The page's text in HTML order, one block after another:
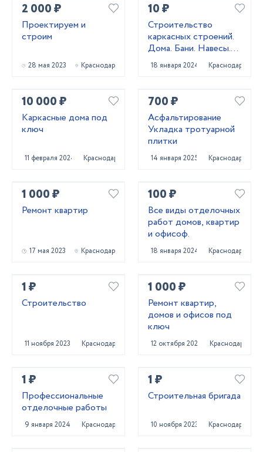
2 000 ₽
Проектируем и
строим
28 мая 2023 Краснодар
10 ₽
Строительство
каркасных строений.
Дома. Бани. Навесы.
Заборы
18 января 2024 Краснодар
10 000 ₽
Каркасные дома под
ключ
11 февраля 2024 Краснодар
700 ₽
Асфальтирование
Укладка тротуарной
плитки
14 января 2025 Краснодар
1 000 ₽
Ремонт квартир
17 мая 2023 Краснодар
100 ₽
Все виды отделочных
работ домов, квартир
и офисоф.
18 января 2024 Краснодар
1 ₽
Строительство
11 ноября 2023 Краснодар
1 000 ₽
Ремонт квартир,
домов и офисов под
ключ
12 октября 2023 Краснодар
1 ₽
Профессиональные
отделочные работы
9 января 2024 Краснодар
1 ₽
Строительная бригада
10 ноября 2023 Краснодар